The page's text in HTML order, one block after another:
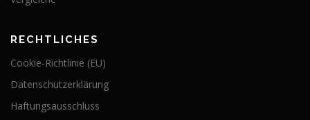
RECHTLICHES
Cookie-Richtlinie (EU)
Datenschutzerklärung
Haftungsausschluss